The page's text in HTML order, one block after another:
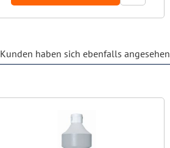
Kunden haben sich ebenfalls angesehen